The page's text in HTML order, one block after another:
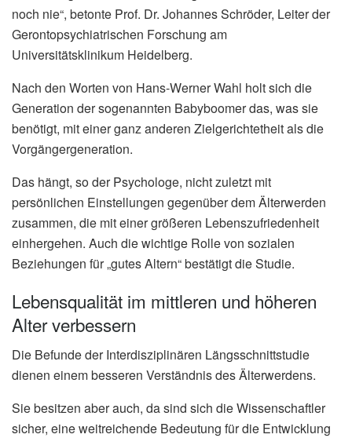
noch nie“, betonte Prof. Dr. Johannes Schröder, Leiter der
Gerontopsychiatrischen Forschung am
Universitätsklinikum Heidelberg.
Nach den Worten von Hans-Werner Wahl holt sich die
Generation der sogenannten Babyboomer das, was sie
benötigt, mit einer ganz anderen Zielgerichtetheit als die
Vorgängergeneration.
Das hängt, so der Psychologe, nicht zuletzt mit
persönlichen Einstellungen gegenüber dem Älterwerden
zusammen, die mit einer größeren Lebenszufriedenheit
einhergehen. Auch die wichtige Rolle von sozialen
Beziehungen für „gutes Altern“ bestätigt die Studie.
Lebensqualität im mittleren und höheren
Alter verbessern
Die Befunde der Interdisziplinären Längsschnittstudie
dienen einem besseren Verständnis des Älterwerdens.
Sie besitzen aber auch, da sind sich die Wissenschaftler
sicher, eine weitreichende Bedeutung für die Entwicklung